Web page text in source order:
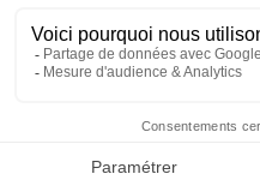
Faire-part
SVP pas de fleurs